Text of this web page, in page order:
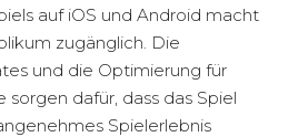
auf iOS und Android macht
zugänglich. Die
und die Optimierung für
sorgen dafür, dass das Spiel
Spielerlebnis